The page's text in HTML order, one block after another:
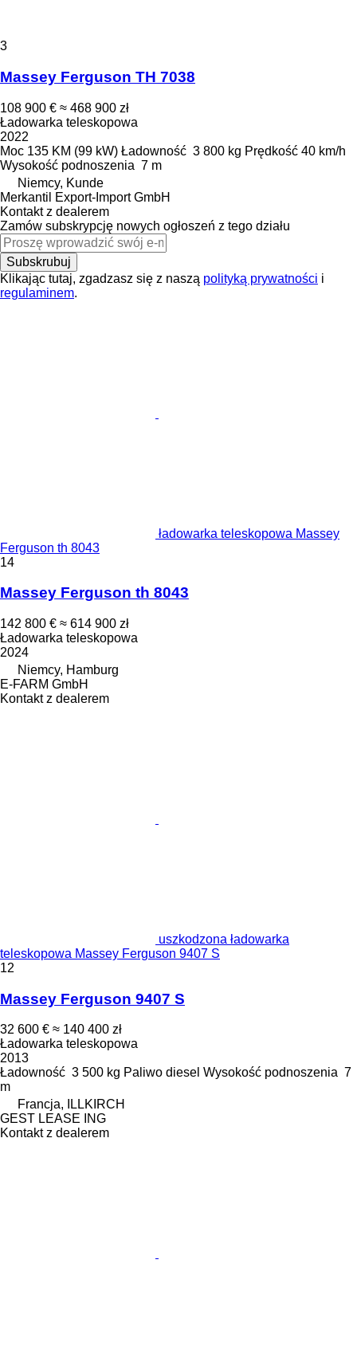
3
Massey Ferguson TH 7038
108 900 € ≈ 468 900 zł
Ładowarka teleskopowa
2022
Moc 135 KM (99 kW) Ładowność 3 800 kg Prędkość 40 km/h
Wysokość podnoszenia 7 m
Niemcy, Kunde
Merkantil Export-Import GmbH
Kontakt z dealerem
Zamów subskrypcję nowych ogłoszeń z tego działu
Subskrubuj
Klikając tutaj, zgadzasz się z naszą polityką prywatności i
regulaminem.
ładowarka teleskopowa Massey
Ferguson th 8043
14
Massey Ferguson th 8043
142 800 € ≈ 614 900 zł
Ładowarka teleskopowa
2024
Niemcy, Hamburg
E-FARM GmbH
Kontakt z dealerem
uszkodzona ładowarka
teleskopowa Massey Ferguson 9407 S
12
Massey Ferguson 9407 S
32 600 € ≈ 140 400 zł
Ładowarka teleskopowa
2013
Ładowność 3 500 kg Paliwo diesel Wysokość podnoszenia 7
m
Francja, ILLKIRCH
GEST LEASE ING
Kontakt z dealerem